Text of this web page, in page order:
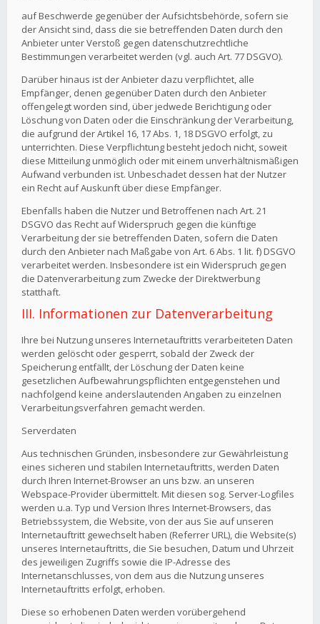
auf Beschwerde gegenüber der Aufsichtsbehörde, sofern sie
der Ansicht sind, dass die sie betreffenden Daten durch den
Anbieter unter Verstoß gegen datenschutzrechtliche
Bestimmungen verarbeitet werden (vgl. auch Art. 77 DSGVO).
Darüber hinaus ist der Anbieter dazu verpflichtet, alle
Empfänger, denen gegenüber Daten durch den Anbieter
offengelegt worden sind, über jedwede Berichtigung oder
Löschung von Daten oder die Einschränkung der Verarbeitung,
die aufgrund der Artikel 16, 17 Abs. 1, 18 DSGVO erfolgt, zu
unterrichten. Diese Verpflichtung besteht jedoch nicht, soweit
diese Mitteilung unmöglich oder mit einem unverhältnismäßigen
Aufwand verbunden ist. Unbeschadet dessen hat der Nutzer
ein Recht auf Auskunft über diese Empfänger.
Ebenfalls haben die Nutzer und Betroffenen nach Art. 21
DSGVO das Recht auf Widerspruch gegen die künftige
Verarbeitung der sie betreffenden Daten, sofern die Daten
durch den Anbieter nach Maßgabe von Art. 6 Abs. 1 lit. f) DSGVO
verarbeitet werden. Insbesondere ist ein Widerspruch gegen
die Datenverarbeitung zum Zwecke der Direktwerbung
statthaft.
III. Informationen zur Datenverarbeitung
Ihre bei Nutzung unseres Internetauftritts verarbeiteten Daten
werden gelöscht oder gesperrt, sobald der Zweck der
Speicherung entfällt, der Löschung der Daten keine
gesetzlichen Aufbewahrungspflichten entgegenstehen und
nachfolgend keine anderslautenden Angaben zu einzelnen
Verarbeitungsverfahren gemacht werden.
Serverdaten
Aus technischen Gründen, insbesondere zur Gewährleistung
eines sicheren und stabilen Internetauftritts, werden Daten
durch Ihren Internet-Browser an uns bzw. an unseren
Webspace-Provider übermittelt. Mit diesen sog. Server-Logfiles
werden u.a. Typ und Version Ihres Internet-Browsers, das
Betriebssystem, die Website, von der aus Sie auf unseren
Internetauftritt gewechselt haben (Referrer URL), die Website(s)
unseres Internetauftritts, die Sie besuchen, Datum und Uhrzeit
des jeweiligen Zugriffs sowie die IP-Adresse des
Internetanschlusses, von dem aus die Nutzung unseres
Internetauftritts erfolgt, erhoben.
Diese so erhobenen Daten werden vorübergehend